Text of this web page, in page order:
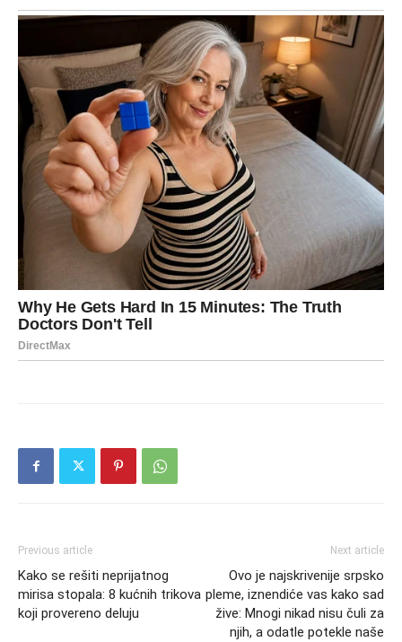
Previous article
Kako se rešiti neprijatnog
mirisa stopala: 8 kućnih trikova
koji provereno deluju
Next article
Ovo je najskrivenije srpsko
pleme, iznendiće vas kako sad
žive: Mnogi nikad nisu čuli za
njih, a odatle potekle naše